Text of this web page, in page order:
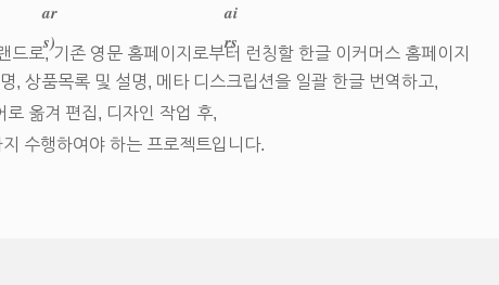
ar
s)
ai
rs
드로, 기존 영문 홈페이지로부터 런칭할 한글 이커머스 홈페이지
, 상품목록 및 설명, 메타 디스크립션을 일괄 한글 번역하고,
로 옮겨 편집, 디자인 작업 후,
수행하여야 하는 프로젝트입니다.